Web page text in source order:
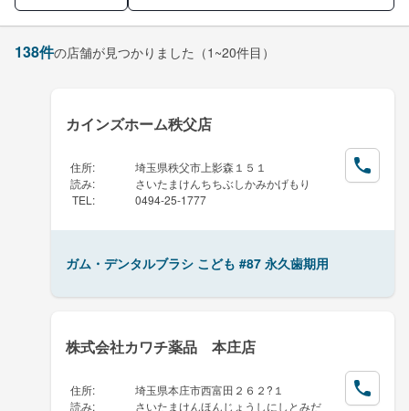
138件の店舗が見つかりました （1~20件目）
カインズホーム秩父店
住所:
埼玉県秩父市上影森１５１
読み:
さいたまけんちちぶしかみかげもり
TEL : 0494-25-1777
ガム・デンタルブラシ こども #87 永久歯期用
株式会社カワチ薬品 本庄店
住所:
埼玉県本庄市西富田２６２?１
読み:
さいたまけんほんじょうしにしとみだ